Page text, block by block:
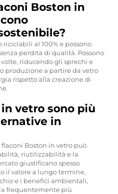
Boston in
riciclabili al 100% e possono
perdita di qualità. Possono
riducendo gli sprechi e
produzione a partire da vetro
rispetto alla creazione di
vetro sono più
in
Boston in vetro può
riutilizzabilità e la
giustificano spesso
il valore a lungo termine,
e i benefici ambientali,
frequentemente più